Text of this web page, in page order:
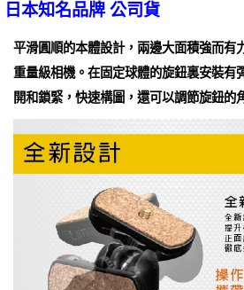
日本知名品牌 公司貨
平滑圓順的本體設計，兩邊大面積強而有
重量級相機。在固定球體的旋鈕裏安裝有
開和鎖緊，快速構圖，還可以調節旋鈕的